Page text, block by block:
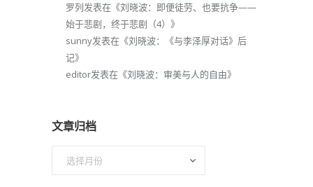
罗列发表在《刘晓波：即便徒劳、也要抗争——
始于悲剧，终于悲剧（4） 》
sunny发表在《刘晓波：《与李泽厚对话》后
记》
editor发表在《刘晓波：审美与人的自由》
文章归档